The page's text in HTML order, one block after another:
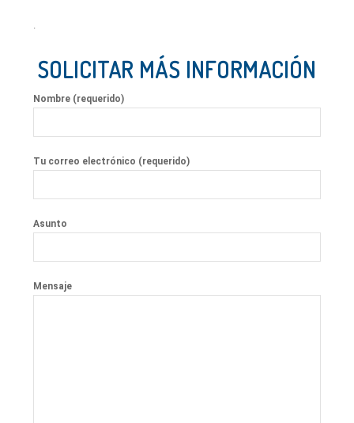
.
SOLICITAR MÁS INFORMACIÓN
Nombre (requerido)
Tu correo electrónico (requerido)
Asunto
Mensaje